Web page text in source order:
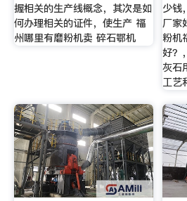
握相关的生产线概念，其次是如
何办理相关的证件，使生产 福
州哪里有磨粉机卖 碎石鄂机
少钱
厂家
粉机
好？
灰石
工艺